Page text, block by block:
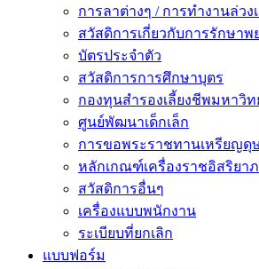
การลาต่างๆ / การทำงานล่วง
สวัสดิการเกี่ยวกับการรักษาพ
บัตรประจำตัว
สวัสดิการการศึกษาบุตร
กองทุนสำรองเลี้ยงชีพมหาวิ
ศูนย์พัฒนาเด็กเล็ก
การขอพระราชทานเหรียญดุ
หลักเกณฑ์เครื่องราชอิสริยา
สวัสดิการอื่นๆ
เครื่องแบบพนักงาน
ระเบียบที่ยกเลิก
แบบฟอร์ม